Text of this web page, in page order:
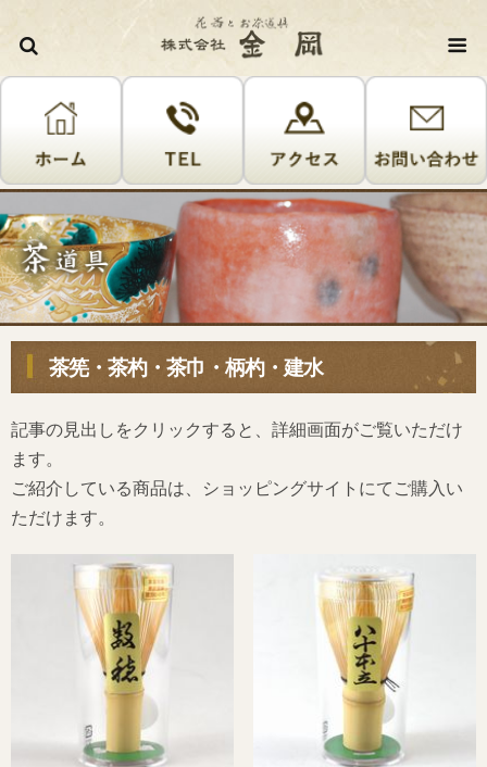
株式
茶筅・茶杓・茶巾・柄杓・建水
記事の見出しをクリックすると、詳細画面がご覧いただけ
ます。
ご紹介している商品は、ショッピングサイトにてご購入い
ただけます。